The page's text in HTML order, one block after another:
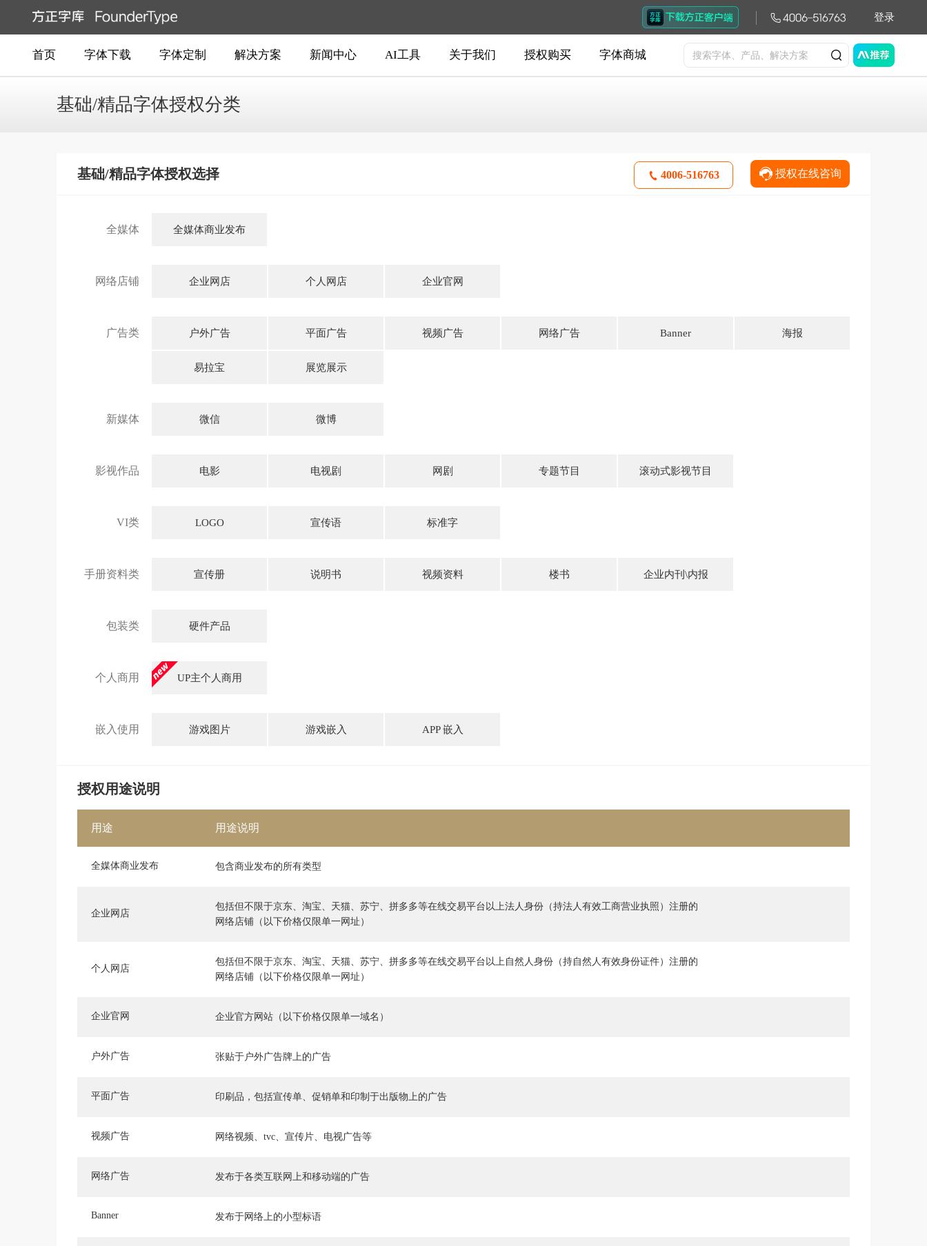
登录
首页 字体下载 字体定制 解决方案 新闻中心 AI工具 关于我们 授权购买 字体商城
基础/精品字体授权分类
基础/精品字体授权选择 授权在线咨询
4006-516763
全媒体 全媒体商业发布
网络店铺 企业网店 个人网店 企业官网
广告类 户外广告 平面广告 视频广告 网络广告 Banner 海报
易拉宝 展览展示
新媒体 微信 微博
影视作品 电影 电视剧 网剧 专题节目 滚动式影视节目
VI类 LOGO 宣传语 标准字
手册资料类 宣传册 说明书 视频资料 楼书 企业内刊\内报
包装类 硬件产品
个人商用 UP主个人商用
嵌入使用 游戏图片 游戏嵌入 APP 嵌入
授权用途说明
用途 用途说明
全媒体商业发布 包含商业发布的所有类型
企业网店
包括但不限于京东、淘宝、天猫、苏宁、拼多多等在线交易平台以上法人身份（持法人有效工商营业执照）注册的
网络店铺（以下价格仅限单一网址）
个人网店
包括但不限于京东、淘宝、天猫、苏宁、拼多多等在线交易平台以上自然人身份（持自然人有效身份证件）注册的
网络店铺（以下价格仅限单一网址）
企业官网 企业官方网站（以下价格仅限单一域名）
户外广告 张贴于户外广告牌上的广告
平面广告 印刷品，包括宣传单、促销单和印制于出版物上的广告
视频广告 网络视频、tvc、宣传片、电视广告等
网络广告 发布于各类互联网上和移动端的广告
Banner 发布于网络上的小型标语